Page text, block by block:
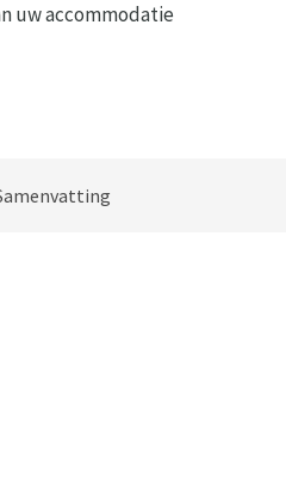
uw accommodatie